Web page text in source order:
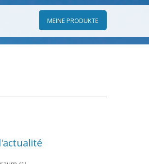
MEINE PRODUKTE